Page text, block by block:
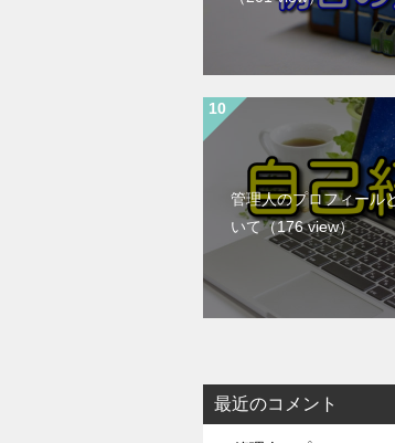
管理人のプロフィール
いて（176 view）
最近のコメント